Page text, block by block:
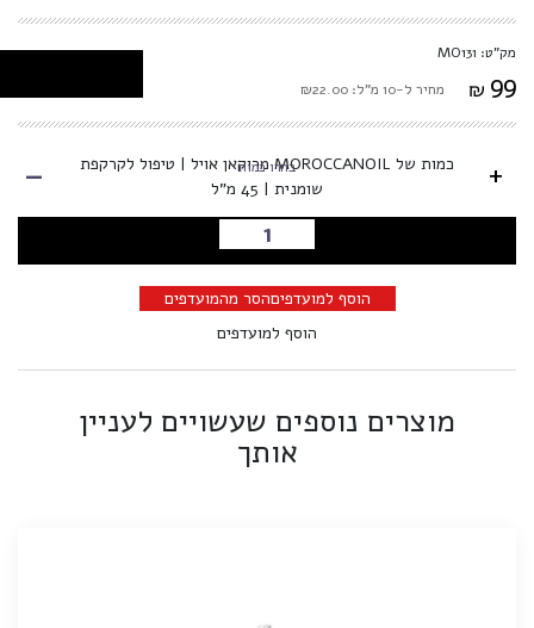
מק"ט: MO131
₪ 99 מחיר ל-10 מ"ל: ₪22.00
+
כמות של MOROCCANOIL מרוקאן אויל | טיפול לקרקפת
שומנית | 45 מ"ל
בחרו כמות -
הוספה לסל
הוסף למועדפיםהסר מהמועדפים
הוסף למועדפים
מוצרים נוספים שעשויים לעניין
אותך